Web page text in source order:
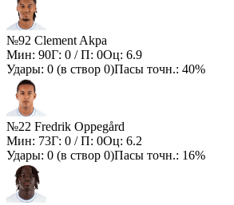
№92 Clement Akpa
Мин: 90Г: 0 / П: 0Оц: 6.9
Удары: 0 (в створ 0)Пасы точн.: 40%
№22 Fredrik Oppegård
Мин: 73Г: 0 / П: 0Оц: 6.2
Удары: 0 (в створ 0)Пасы точн.: 16%